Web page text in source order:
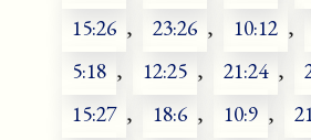
15:26 , 23:26 , 10:12 ,
5:18 , 12:25 , 21:24 ,
15:27 , 18:6 , 10:9 ,